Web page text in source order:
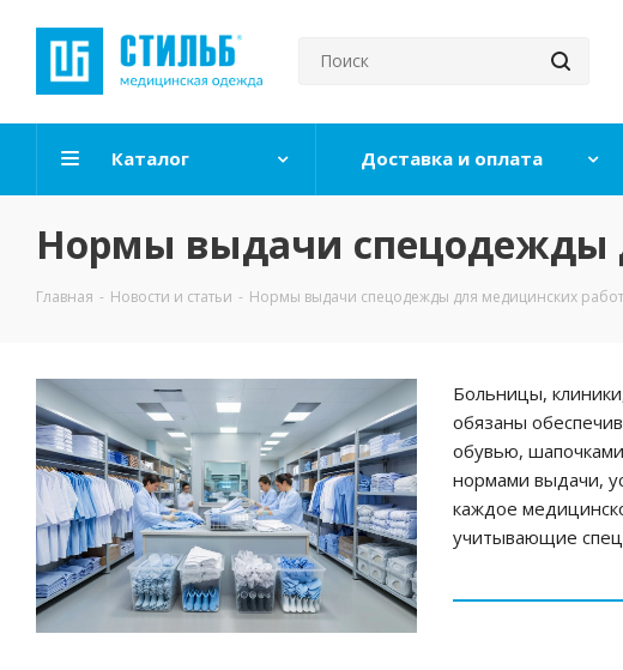
Каталог Доставка и оплата
Нормы выдачи спецодежды
Главная - Новости и статьи - Нормы выдачи спецодежды для медицинских
Больницы,
обязаны
обувью,
нормами выдачи,
каждое
учитывающие